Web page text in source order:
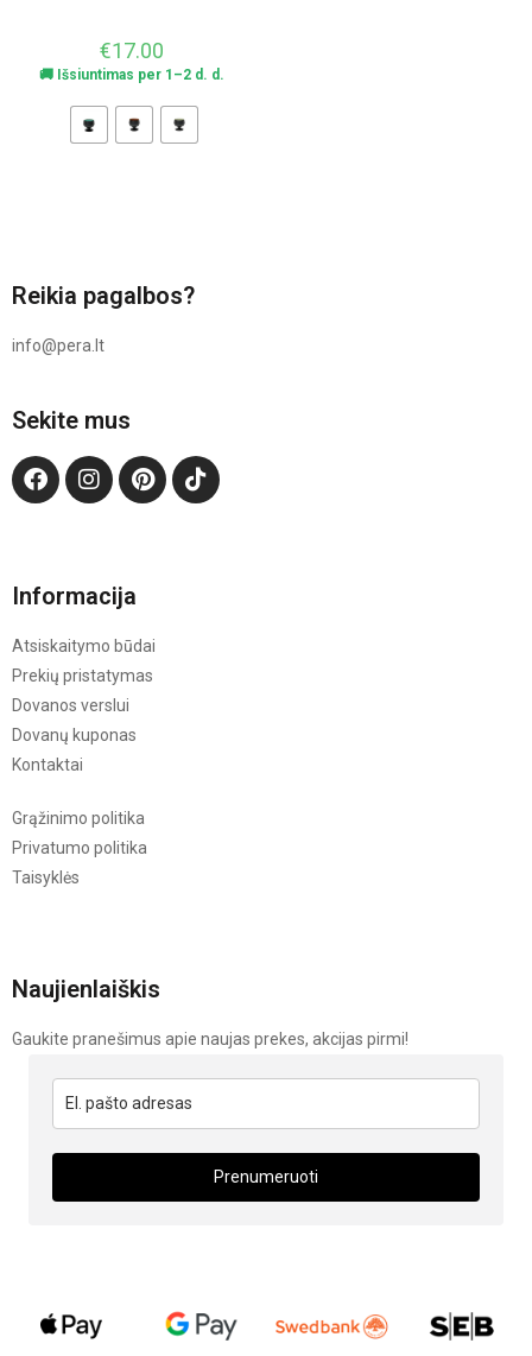
€17.00
🚚 Išsiuntimas per 1–2 d. d.
Reikia pagalbos?
info@pera.lt
Sekite mus
Informacija
Atsiskaitymo būdai
Prekių pristatymas
Dovanos verslui
Dovanų kuponas
Kontaktai
Grąžinimo politika
Privatumo politika
Taisyklės
Naujienlaiškis
Gaukite pranešimus apie naujas prekes, akcijas pirmi!
Prenumeruoti